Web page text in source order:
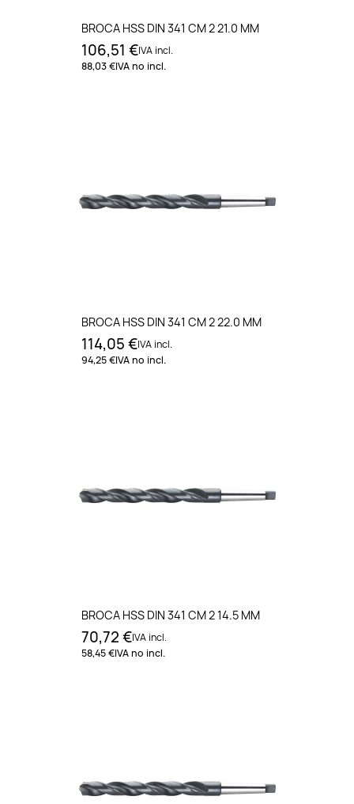
BROCA HSS DIN 341 CM 2 21.0 MM
106,51 €IVA incl.
88,03 €IVA no incl.
BROCA HSS DIN 341 CM 2 22.0 MM
114,05 €IVA incl.
94,25 €IVA no incl.
BROCA HSS DIN 341 CM 2 14.5 MM
70,72 €IVA incl.
58,45 €IVA no incl.